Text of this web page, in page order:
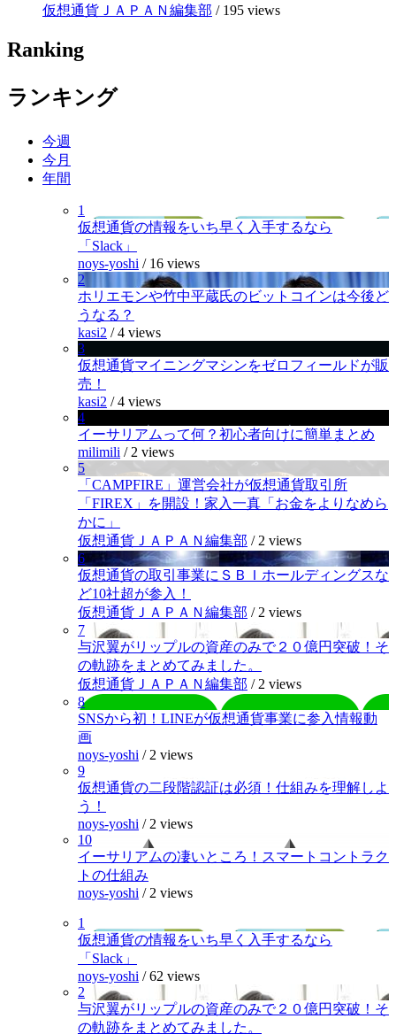
仮想通貨ＪＡＰＡＮ編集部 / 195 views
Ranking
ランキング
今週
今月
年間
1
仮想通貨の情報をいち早く入手するなら
「Slack」
noys-yoshi / 16 views
2
ホリエモンや竹中平蔵氏のビットコインは今後ど
うなる？
kasi2 /4 views
3
仮想通貨マイニングマシンをゼロフィールドが販
売！
kasi2 /4 views
4
イーサリアムって何？初心者向けに簡単まとめ
milimili / 2 views
5
「CAMPFIRE」運営会社が仮想通貨取引所
「FIREX」を開設！家入一真「お金をよりなめら
かに」
仮想通貨ＪＡＰＡＮ編集部 / 2 views
6
仮想通貨の取引事業にＳＢＩホールディングスな
ど10社超が参入！
仮想通貨ＪＡＰＡＮ編集部 / 2 views
7
与沢翼がリップルの資産のみで２０億円突破！そ
の軌跡をまとめてみました。
仮想通貨ＪＡＰＡＮ編集部 / 2 views
8
SNSから初！LINEが仮想通貨事業に参入情報動
画
noys-yoshi / 2 views
9
仮想通貨の二段階認証は必須！仕組みを理解しよ
う！
noys-yoshi / 2 views
10
イーサリアムの凄いところ！スマートコントラク
トの仕組み
noys-yoshi / 2 views
1
仮想通貨の情報をいち早く入手するなら
「Slack」
noys-yoshi /62 views
2
与沢翼がリップルの資産のみで２０億円突破！そ
の軌跡をまとめてみました。